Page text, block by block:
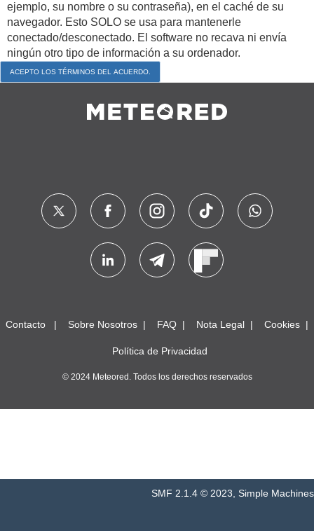
ejemplo, su nombre o su contraseña), en el caché de su
navegador. Esto SOLO se usa para mantenerle
conectado/desconectado. El software no recava ni envía
ningún otro tipo de información a su ordenador.
Contacto Sobre Nosotros FAQ Nota Legal Cookies
Política de Privacidad
© 2024 Meteored. Todos los derechos reservados
SMF 2.1.4 © 2023 Simple Machines